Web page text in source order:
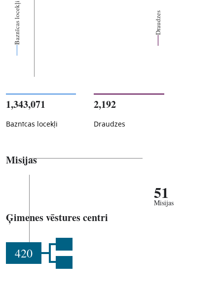
Baznīcas locekļi Draudzes
1,343,071
Baznīcas locekļi
2,192
Draudzes
Misijas
51
Misijas
Ģimenes vēstures centri
420